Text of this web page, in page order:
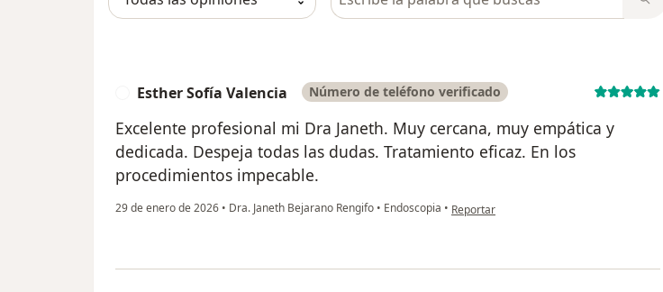
Esther Sofía Valencia Número de teléfono verificado
Excelente profesional mi Dra Janeth. Muy cercana, muy empática y
dedicada. Despeja todas las dudas. Tratamiento eficaz. En los
procedimientos impecable.
29 de enero de 2026 • Dra. Janeth Bejarano Rengifo • Endoscopia • en opinión del usuario Esther Sofía Valencia
Reportar